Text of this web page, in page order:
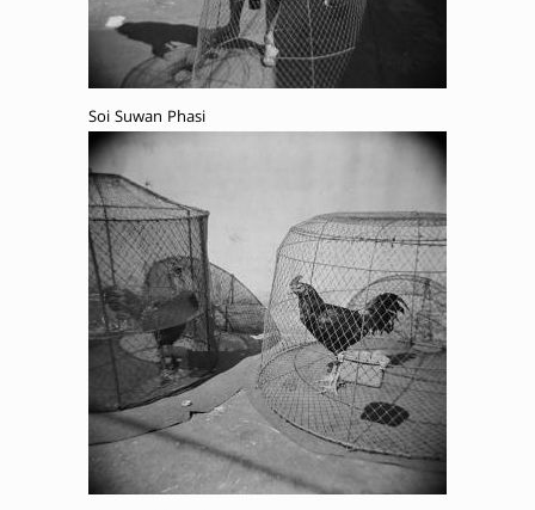
Soi Suwan Phasi